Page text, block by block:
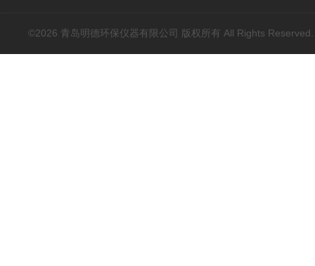
©2026 青岛明德环保仪器有限公司 版权所有 All Rights